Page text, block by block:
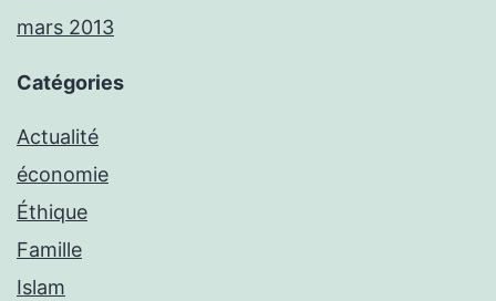
mars 2013
Catégories
Actualité
économie
Éthique
Famille
Islam